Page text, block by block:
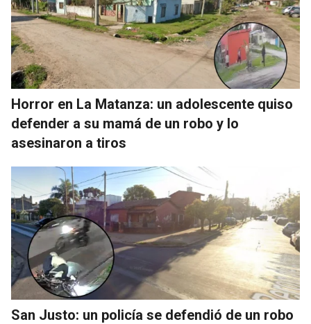
Horror en La Matanza: un adolescente quiso
defender a su mamá de un robo y lo
asesinaron a tiros
San Justo: un policía se defendió de un robo